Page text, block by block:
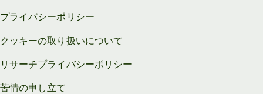
プライバシーポリシー
クッキーの取り扱いについて
リサーチプライバシーポリシー
苦情の申し立て